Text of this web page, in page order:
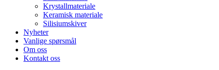
Krystallmateriale
Keramisk materiale
Silisiumskiver
Nyheter
Vanlige spørsmål
Om oss
Kontakt oss